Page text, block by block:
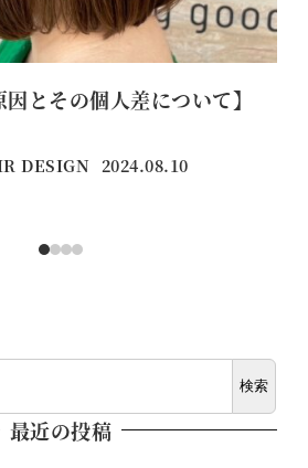
因とその個人差について】
DESIGN 投稿日
2024.08.10
検索
最近の投稿